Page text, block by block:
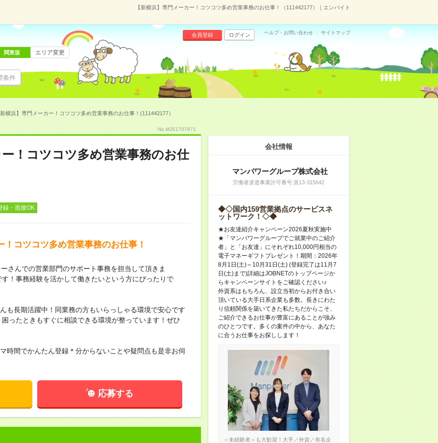
【新横浜】専門メーカー！コツコツ多め営業事務のお仕事！（111442177）｜エンバイト
条件
会員登録 ログイン ヘルプ・お問い合わせ サイトマップ
関東版 エリア変更
横浜】専門メーカー！コツコツ多め営業事務のお仕事！(111442177）
No.MJS1707971
ー！コツコツ多め営業事務のお仕
録・面接OK
！コツコツ多め営業事務のお仕事！
さんでの営業部門のサポート事務を担当して頂きま
！事務経験を活かして働きたいという方にぴったりで
も長期活躍中！同業務の方もいらっしゃる環境で安心です
ったときもすぐに相談できる環境が整っています！ぜひ
時間でかんたん登録＊分からないことや疑問点も是非お伺
応募する
会社情報
マンパワーグループ株式会社
労働者派遣事業許可番号:派13-315642
◆◇国内159営業拠点のサービスネ
ットワーク！◇◆
★お友達紹介キャンペーン2026夏秋実施中
★「マンパワーグループでご就業中のご紹介
者」と「お友達」にそれぞれ10,000円相当の
電子マネーギフトプレゼント！期間：2026年
8月1日(土)～10月31日(土) (登録完了は11月7
日(土)まで)詳細はJOBNETのトップページか
らキャンペーンサイトをご確認ください♪
外資系はもちろん、設立当初からお付き合い
頂いている大手日系企業も多数。長きにわた
り信頼関係を築いてきた私たちだからこそ、
ご紹介できるお仕事が豊富にあることが強み
のひとつです。多くの案件の中から、あなた
に合うお仕事をお探しします！
＜未経験者＞も大歓迎！大手／外資／有名企